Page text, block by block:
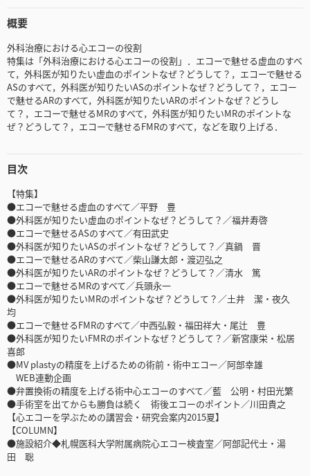
概要
外科治療における心エコーの役割
特集は「外科治療における心エコーの役割」．エコーで魅せる虚血のすべ
て，外科医が知りたい虚血のポイントなぜ？どうして？，エコーで魅せる
ASのすべて，外科医が知りたいASのポイントなぜ？どうして？，エコー
で魅せるARのすべて，外科医が知りたいARのポイントなぜ？どうし
て？，エコーで魅せるMRのすべて，外科医が知りたいMRのポイントな
ぜ？どうして？，エコーで魅せるFMRのすべて，などを取り上げる．
目次
【特集】
●エコーで魅せる虚血のすべて／平野 豊
●外科医が知りたい虚血のポイントなぜ？どうして？／福井寿啓
●エコーで魅せるASのすべて／有田武史
●外科医が知りたいASのポイントなぜ？どうして？／真鍋 晋
●エコーで魅せるARのすべて／柴山謙太郎・渡辺弘之
●外科医が知りたいARのポイントなぜ？どうして？／清水 篤
●エコーで魅せるMRのすべて／兵頭永一
●外科医が知りたいMRのポイントなぜ？どうして？／土井 潔・夜久
均
●エコーで魅せるFMRのすべて／中西弘毅・福田祥大・尾辻 豊
●外科医が知りたいFMRのポイントなぜ？どうして？／新宮康栄・松居
喜郎
●MV plastyの精度を上げるための術前・術中エコー／阿部幸雄
WEB連動企画
●弁置換術の精度を上げる術中心エコーのすべて／藍 公明・村田光繁
●手術室を出てからも勝負は続く 術後エコーのポイント／川田貴之
【心エコーを学ぶための講習会・研究会案内2015夏】
【COLUMN】
●施設紹介◆札幌医科大学附属病院心エコー検査室／阿部記代士・湯
田 聡